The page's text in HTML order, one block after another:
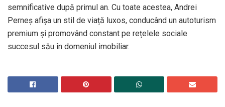
semnificative după primul an. Cu toate acestea, Andrei
Perneș afișa un stil de viață luxos, conducând un autoturism
premium și promovând constant pe rețelele sociale
succesul său în domeniul imobiliar.